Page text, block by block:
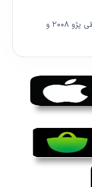
فروش اقساطی پژو ۲۰۰۸ و